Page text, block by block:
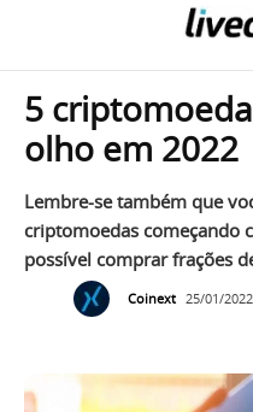
5
olho em 2022
Lembre-se também que
criptomoedas começando
possível comprar frações
Coinext 25/01/